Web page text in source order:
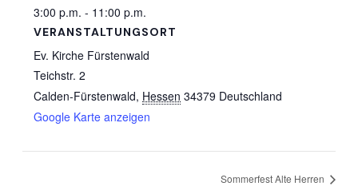
3:00 p.m. - 11:00 p.m.
VERANSTALTUNGSORT
Ev. Kirche Fürstenwald
Teichstr. 2
Calden-Fürstenwald, Hessen 34379 Deutschland
Google Karte anzeigen
Sommerfest Alte Herren